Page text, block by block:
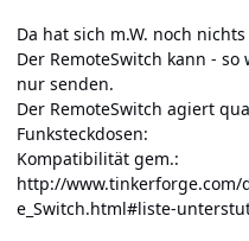
Da hat sich m.W. noch
Der RemoteSwitch kann -
nur senden.
Der RemoteSwitch agiert
Funksteckdosen:
Kompatibilität gem.:
http://www.tinkerforge.com/
e_Switch.html#liste-